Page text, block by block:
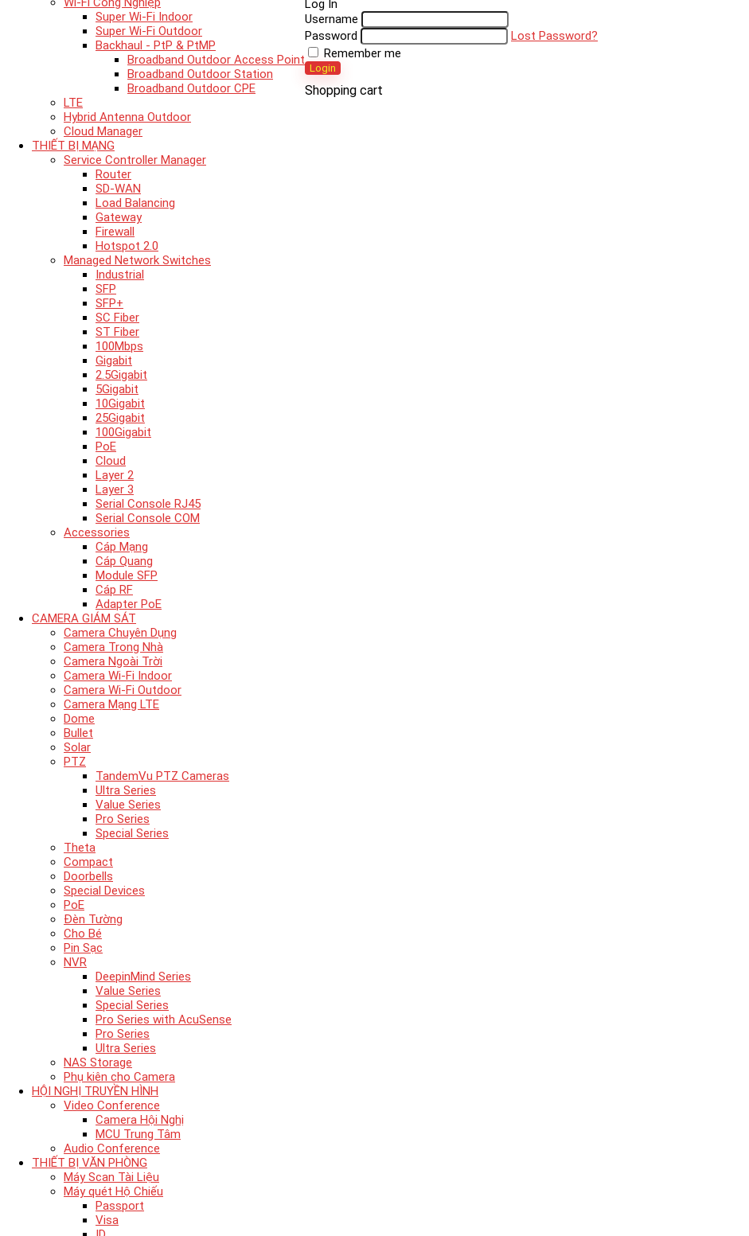
Super Wi-Fi Indoor
Super Wi-Fi Outdoor
Backhaul - PtP & PtMP
Broadband Outdoor Access Point
Broadband Outdoor Station
Broadband Outdoor CPE
LTE
Hybrid Antenna Outdoor
Cloud Manager
THIẾT BỊ MẠNG
Service Controller Manager
Router
SD-WAN
Load Balancing
Gateway
Firewall
Hotspot 2.0
Managed Network Switches
Industrial
SFP
SFP+
SC Fiber
ST Fiber
100Mbps
Gigabit
2.5Gigabit
5Gigabit
10Gigabit
25Gigabit
100Gigabit
PoE
Cloud
Layer 2
Layer 3
Serial Console RJ45
Serial Console COM
Accessories
Cáp Mạng
Cáp Quang
Module SFP
Cáp RF
Adapter PoE
CAMERA GIÁM SÁT
Camera Chuyên Dụng
Camera Trong Nhà
Camera Ngoài Trời
Camera Wi-Fi Indoor
Camera Wi-Fi Outdoor
Camera Mạng LTE
Dome
Bullet
Solar
PTZ
TandemVu PTZ Cameras
Ultra Series
Value Series
Pro Series
Special Series
Theta
Compact
Doorbells
Special Devices
PoE
Đèn Tường
Cho Bé
Pin Sạc
NVR
DeepinMind Series
Value Series
Special Series
Pro Series with AcuSense
Pro Series
Ultra Series
NAS Storage
Phụ kiên cho Camera
HỘI NGHỊ TRUYỀN HÌNH
Video Conference
Camera Hội Nghị
MCU Trung Tâm
Audio Conference
THIẾT BỊ VĂN PHÒNG
Máy Scan Tài Liệu
Máy quét Hộ Chiếu
Passport
Visa
Log In
Username
Password
Lost Password?
Remember me
Login
Shopping cart